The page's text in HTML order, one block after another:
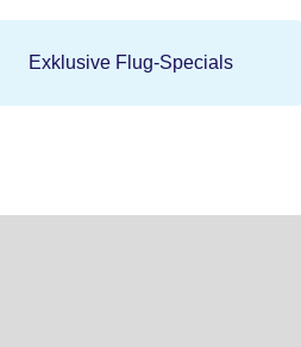
Exklusive Flug-Specials